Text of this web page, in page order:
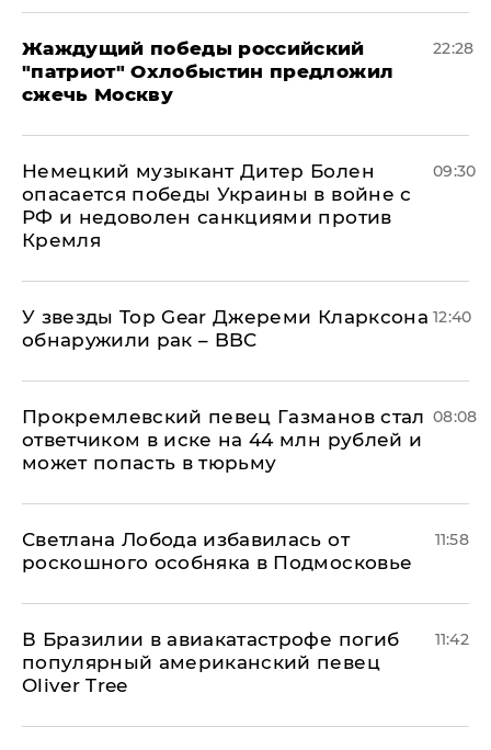
Жаждущий победы российский
"патриот" Охлобыстин предложил
сжечь Москву
22:28
Немецкий музыкант Дитер Болен
опасается победы Украины в войне с
РФ и недоволен санкциями против
Кремля
09:30
У звезды Top Gear Джереми Кларксона
обнаружили рак – BBC
12:40
Прокремлевский певец Газманов стал
ответчиком в иске на 44 млн рублей и
может попасть в тюрьму
08:08
Светлана Лобода избавилась от
роскошного особняка в Подмосковье
11:58
В Бразилии в авиакатастрофе погиб
популярный американский певец
Oliver Tree
11:42